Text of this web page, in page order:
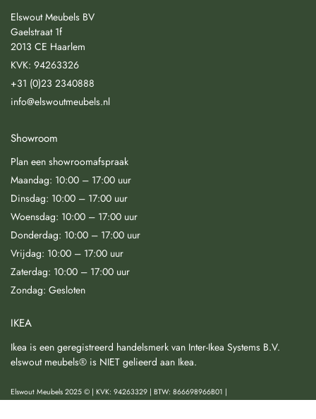
Elswout Meubels BV
Gaelstraat 1f
2013 CE Haarlem
KVK: 94263326
+31 (0)23 2340888
info@elswoutmeubels.nl
Showroom
Plan een showroomafspraak
Maandag: 10:00 – 17:00 uur
Dinsdag: 10:00 – 17:00 uur
Woensdag: 10:00 – 17:00 uur
Donderdag: 10:00 – 17:00 uur
Vrijdag: 10:00 – 17:00 uur
Zaterdag: 10:00 – 17:00 uur
Zondag: Gesloten
IKEA
Ikea is een geregistreerd handelsmerk van Inter-Ikea Systems B.V.
elswout meubels® is NIET gelieerd aan Ikea.
Elswout Meubels 2025 © | KVK: 94263329 | BTW: 866698966B01 |